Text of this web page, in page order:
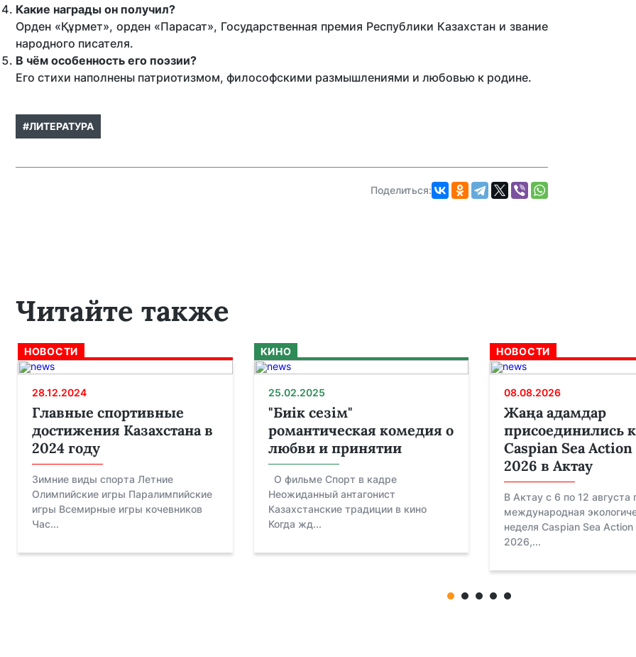
Какие награды он получил?
Орден «Құрмет», орден «Парасат», Государственная премия Республики Казахстан и звание
народного писателя.
В чём особенность его поэзии?
Его стихи наполнены патриотизмом, философскими размышлениями и любовью к родине.
#ЛИТЕРАТУРА
Поделиться:
Читайте также
НОВОСТИ
28.12.2024
Главные спортивные
достижения Казахстана в
2024 году
Зимние виды спорта Летние
Олимпийские игры Паралимпийские
игры Всемирные игры кочевников
Час...
КИНО
25.02.2025
"Биік сезім"
романтическая комедия о
любви и принятии
О фильме Спорт в кадре
Неожиданный антагонист
Казахстанские традиции в кино
Когда жд...
НОВОСТИ
08.08.2026
Жаңа адамдар
присоединились к
Caspian Sea
2026 в Актау
В Актау с 6 по 12 августа
международная
неделя Caspian Sea Action
2026,...